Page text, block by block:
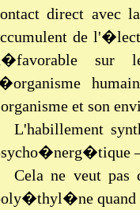
direct avec
de
sur
et son
L'habillement
Cela ne veut
quand il